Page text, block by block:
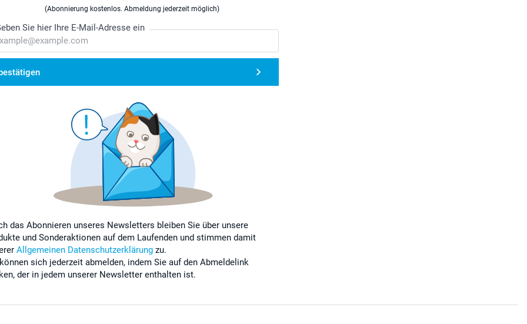
(Abonnierung kostenlos. Abmeldung jederzeit möglich)
Sie hier Ihre E-Mail-Adresse ein
das Abonnieren unseres Newsletters bleiben Sie über unsere
und Sonderaktionen auf dem Laufenden und stimmen damit
Allgemeinen Datenschutzerklärung zu.
sich jederzeit abmelden, indem Sie auf den Abmeldelink
der in jedem unserer Newsletter enthalten ist.